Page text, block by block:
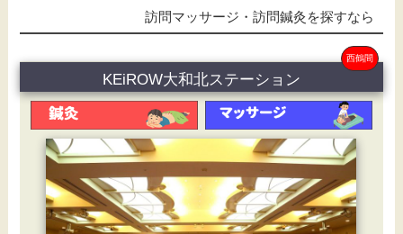
訪問マッサージ・訪問鍼灸を探すなら
西鶴間
KEiROW大和北ステーション